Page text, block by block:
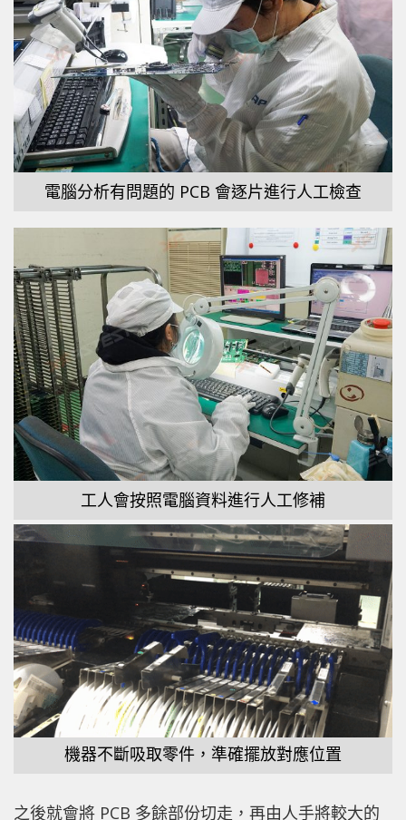
電腦分析有問題的 PCB 會逐片進行人工檢查
工人會按照電腦資料進行人工修補
機器不斷吸取零件，準確擺放對應位置
之後就會將 PCB 多餘部份切走，再由人手將較大的